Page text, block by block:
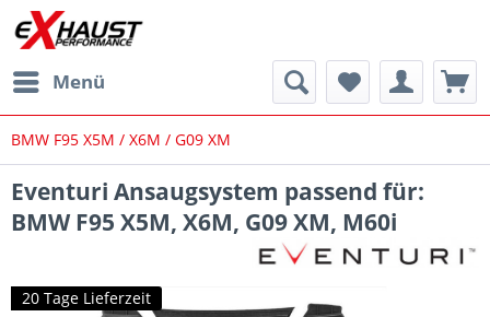
Menü
BMW F95 X5M / X6M / G09 XM
Eventuri Ansaugsystem passend für:
BMW F95 X5M, X6M, G09 XM, M60i
20 Tage Lieferzeit